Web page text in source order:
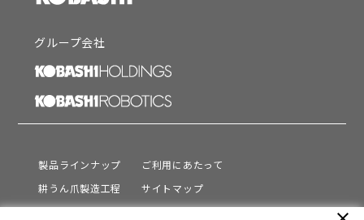
グループ会社
製品ラインナップ
耕うん爪製造工程
サポート
ご利用にあたって
サイトマップ
プライバシーポリシー